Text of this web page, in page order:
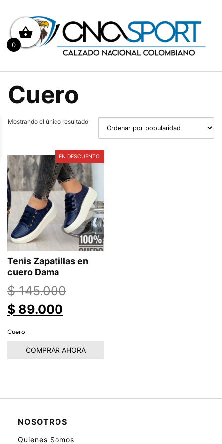
contenido
Cuero
Mostrando el único resultado
EN DESCUENTO
Tenis Zapatillas en
cuero Dama
$145.000
El
precio
original
$ 89.000
actual
Cuero
COMPRAR AHORA
NOSOTROS
Quienes Somos
0